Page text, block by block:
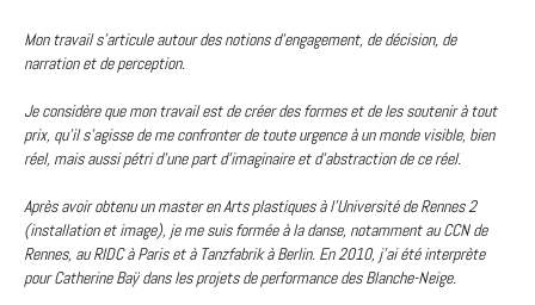
Mon travail s’articule autour des notions d’engagement, de décision, de
narration et de perception.
Je considère que mon travail est de créer des formes et de les soutenir à tout
prix, qu'il s'agisse de me confronter de toute urgence à un monde visible, bien
réel, mais aussi pétri d'une part d'imaginaire et d'abstraction de ce réel.
Après avoir obtenu un master en Arts plastiques à l’Université de Rennes 2
(installation et image), je me suis formée à la danse, notamment au CCN de
Rennes, au RIDC à Paris et à Tanzfabrik à Berlin. En 2010, j’ai été interprète
pour Catherine Baÿ dans les projets de performance des Blanche-Neige.